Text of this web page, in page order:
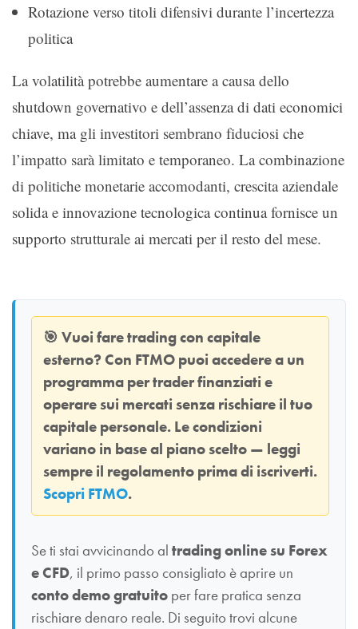
Rotazione verso titoli difensivi durante l’incertezza
politica
La volatilità potrebbe aumentare a causa dello
shutdown governativo e dell’assenza di dati economici
chiave, ma gli investitori sembrano fiduciosi che
l’impatto sarà limitato e temporaneo. La combinazione
di politiche monetarie accomodanti, crescita aziendale
solida e innovazione tecnologica continua fornisce un
supporto strutturale ai mercati per il resto del mese.
🎯 Vuoi fare trading con capitale
esterno? Con FTMO puoi accedere a un
programma per trader finanziati e
operare sui mercati senza rischiare il tuo
capitale personale. Le condizioni
variano in base al piano scelto — leggi
sempre il regolamento prima di iscriverti.
Scopri FTMO.
Se ti stai avvicinando al trading online su Forex
e CFD, il primo passo consigliato è aprire un
conto demo gratuito per fare pratica senza
rischiare denaro reale. Di seguito trovi alcune